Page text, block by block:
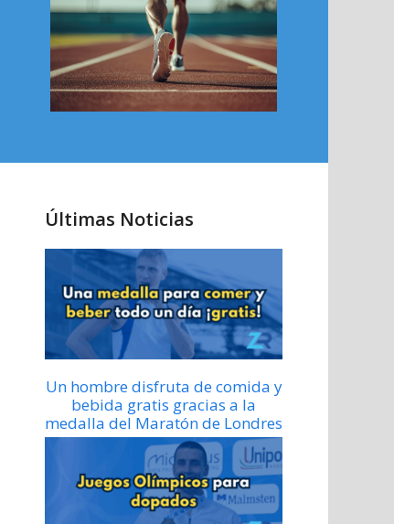
Últimas Noticias
Un hombre disfruta de comida y
bebida gratis gracias a la
medalla del Maratón de Londres